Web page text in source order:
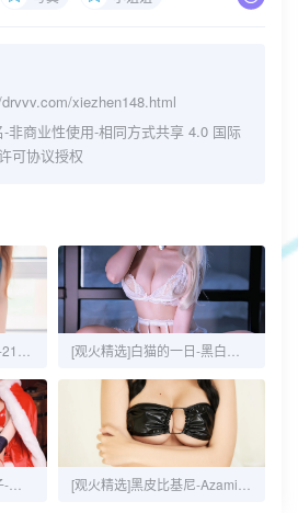
xiezhen148.html
-非商业性使用-相同方式共享 4.0 国际
可协议授权